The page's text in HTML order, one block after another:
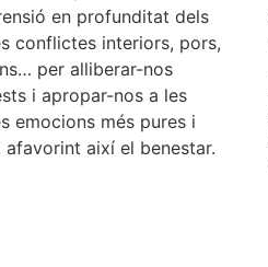
en profunditat dels
conflictes interiors, pors,
per alliberar-nos
i apropar-nos a les
emocions més pures i
afavorint així el benestar.